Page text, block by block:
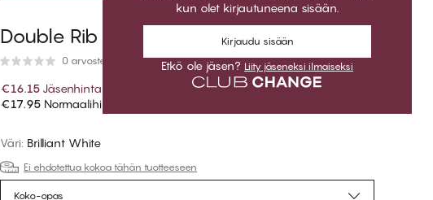
kun olet kirjautuneena sisään.
Kirjaudu sisään
Etkö ole jäsen? Liity jäseneksi ilmaiseksi
Double Rib Tank Top Crew neck
0 arvostelut
€16.15 Jäsenhinta
€17.95 Normaalihinta
Väri: Brilliant White
Ei ehdotettua kokoa tähän tuotteeseen
Koko-opas